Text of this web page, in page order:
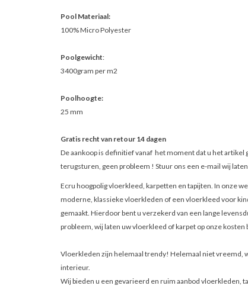
Pool Materiaal:
100% Micro Polyester
Poolgewicht:
3400gram per m2
Poolhoogte:
25 mm
Gratis recht van retour 14 dagen
De aankoop is definitief vanaf het moment dat u het
terugsturen, geen probleem ! Stuur ons een e-mail wij
Ecru hoogpolig vloerkleed, karpetten en tapijten. In onze
moderne, klassieke vloerkleden of een vloerkleed voor
gemaakt. Hierdoor bent u verzekerd van een lange
probleem, wij laten uw vloerkleed of karpet op onze
Vloerkleden zijn helemaal trendy! Helemaal niet vreemd,
interieur.
Wij bieden u een gevarieerd en ruim aanbod vloerkleden,